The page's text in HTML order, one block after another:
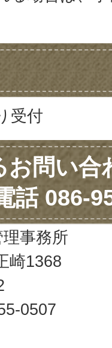
受付
お問い合
話 086-
事務所
崎1368
0507